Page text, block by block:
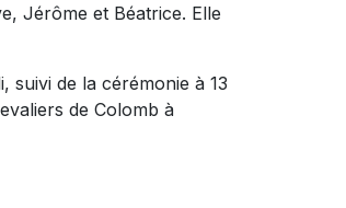
Jérôme et Béatrice. Elle
suivi de la cérémonie à 13
de Colomb à